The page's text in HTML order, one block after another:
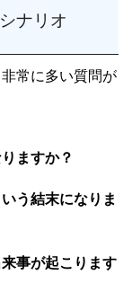
ナリオ
常に多い質問が
ますか？
う結末になりま
事が起こります